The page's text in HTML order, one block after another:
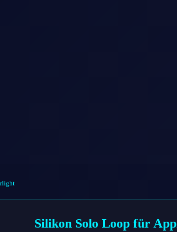
Silikon Solo Loop für